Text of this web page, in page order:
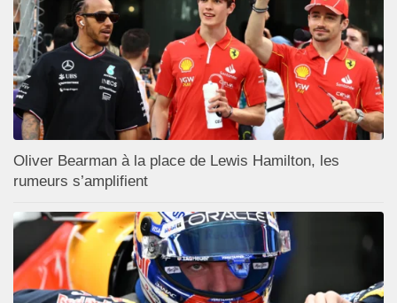
Oliver Bearman à la place de Lewis Hamilton, les
rumeurs s’amplifient